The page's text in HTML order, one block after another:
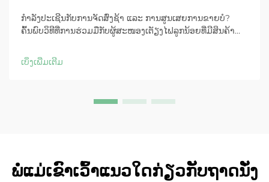
ກຳລັງປະເຊີນກັບການຈັດສົ່ງຊ້າ ແລະ ການສູນເສຍການຂາຍບໍ?
ຄົ້ນພົບວິທີທີ່ການຮ່ວມມືກັບຜູ້ສະໜອງເຕັຽງໄຟລູກນ້ອຍທີ່ມີສິນຄ້າ
ການຮັກສາລູກຄ້າ. ຮຽນຮູ້ເພີ່ມເຕີມດຽວນີ້.
ເບິ່ງເພີ່ມເຕີມ
ພໍ່ແມ່ເຂົາເວົ້າແນວໃດກ່ຽວກັບຖາດນັ່ງ